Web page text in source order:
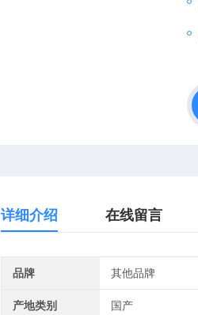
详细介绍 在线留言
品牌 其他品牌
产地类别 国产